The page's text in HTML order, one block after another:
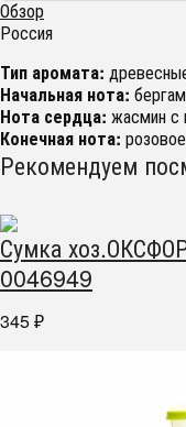
Обзор
Россия
Тип аромата:
Начальная нота:
Нота сердца: жасмин с
Конечная нота:
Рекомендуем
Сумка
0046949
345 ₽